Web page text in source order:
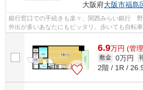
大阪府大阪市福島
銀行窓口での手続きも楽々、関西みらい銀行 野
外出が多いあなたにもピッタリ。歩いても自転
6.9万円 (管
敷金 0万円
2階 / 1R /